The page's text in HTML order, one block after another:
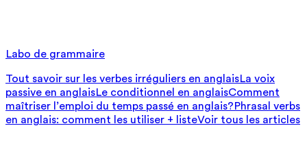
Labo de grammaire
Tout savoir sur les verbes irréguliers en anglaisLa voix
passive en anglaisLe conditionnel en anglaisComment
maîtriser l’emploi du temps passé en anglais?Phrasal verbs
en anglais: comment les utiliser + listeVoir tous les articles